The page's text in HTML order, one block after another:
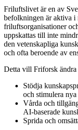
Friluftslivet är en av
befolkningen är aktiva i
friluftsorganisationer
uppskattas till inte
den vetenskapliga
och ofta beroende av
Detta vill Friforsk ändra
Stödja
och stimulera
Vårda och
AI-baserade
Sprida och